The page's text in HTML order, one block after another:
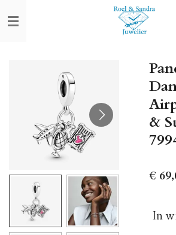
direct
&
€
In